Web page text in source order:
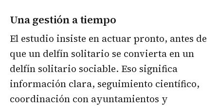
Una gestión a tiempo
El estudio insiste en actuar pronto, antes de
que un delfín solitario se convierta en un
delfín solitario sociable. Eso significa
información clara, seguimiento científico,
coordinación con ayuntamientos y